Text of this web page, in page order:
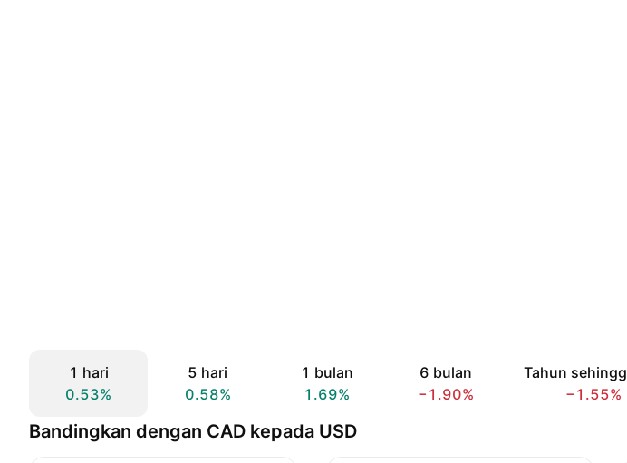
1 hari
0.53%
5 hari
0.58%
1 bulan
1.69%
6 bulan
−1.90%
Tahun
−1.55%
Bandingkan dengan CAD kepada USD